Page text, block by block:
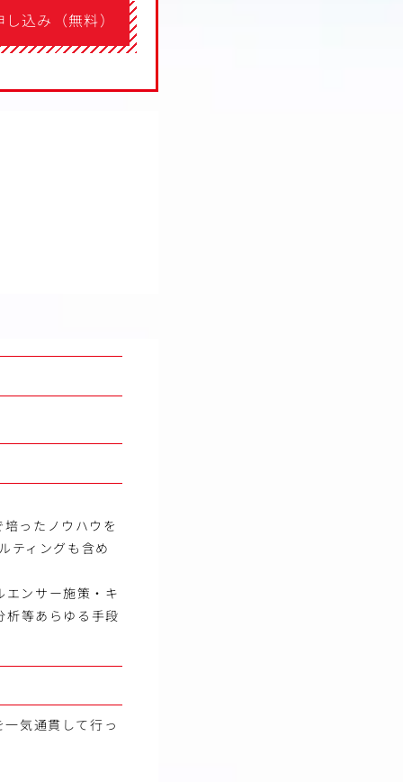
込み（無料）
ったノウハウを
ティングも含め
ンサー施策・キ
析等あらゆる手段
気通貫して行っ